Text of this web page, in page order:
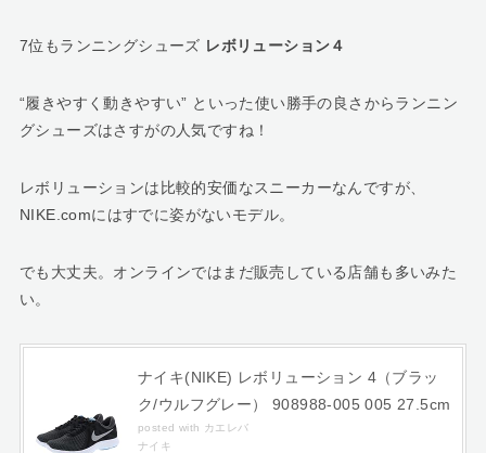
7位もランニングシューズ レボリューション４
“履きやすく動きやすい” といった使い勝手の良さからランニン
グシューズはさすがの人気ですね！
レボリューションは比較的安価なスニーカーなんですが、
NIKE.comにはすでに姿がないモデル。
でも大丈夫。オンラインではまだ販売している店舗も多いみた
い。
ナイキ(NIKE) レボリューション 4（ブラッ
ク/ウルフグレー） 908988-005 005 27.5cm
posted with カエレバ
ナイキ